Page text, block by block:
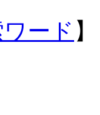
ード 】